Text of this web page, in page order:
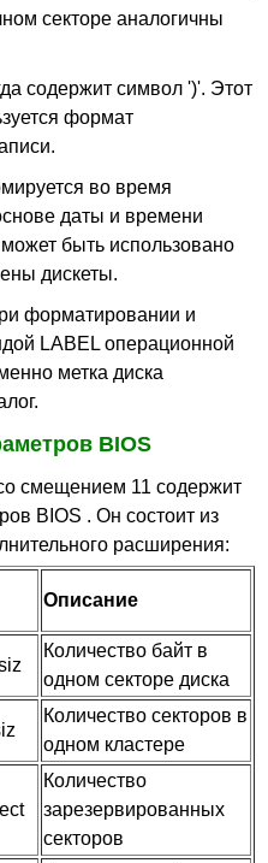
секторе аналогичны
содержит символ ')'. Этот
формат
во время
даты и времени
быть использовано
дискеты.
форматировании и
LABEL операционной
метка диска
BIOS
смещением 11 содержит
BIOS . Он состоит из
расширения:
Описание
Количество байт в
одном секторе диска
Количество секторов в
одном кластере
Количество
зарезервированных
секторов